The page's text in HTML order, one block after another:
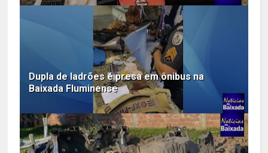
Dupla de ladrões é presa em ônibus na
Baixada Fluminense